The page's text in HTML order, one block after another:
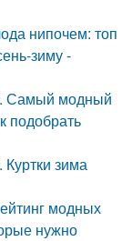
нипочем: топ
зиму -
Самый модный
подобрать
зима
модных
нужно